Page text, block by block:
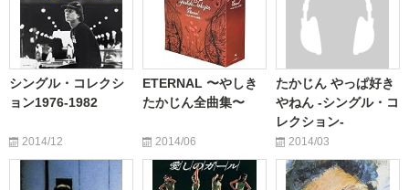
シングル・コレクシ
ョン1976-1982
2014/12
ETERNAL 〜やしき
たかじん全曲集〜
2014/06
たかじん やっぱ好き
やねん -シングル・コ
レクション-
2014/03